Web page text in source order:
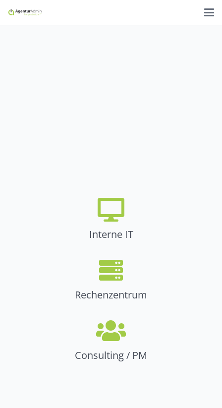
Interne IT
Rechenzentrum
Consulting / PM